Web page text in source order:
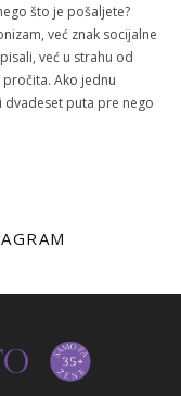
što je pošaljete?
već znak socijalne
već u strahu od
Ako jednu
dvadeset puta pre nego